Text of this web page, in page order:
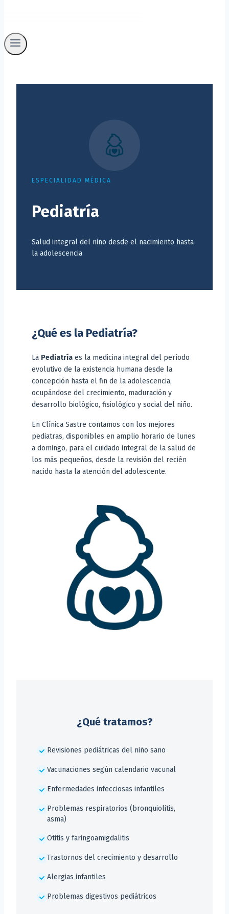
ESPECIALIDAD MÉDICA
Pediatría
Salud integral del niño desde el nacimiento hasta
la adolescencia
¿Qué es la Pediatría?
La Pediatría es la medicina integral del período
evolutivo de la existencia humana desde la
concepción hasta el fin de la adolescencia,
ocupándose del crecimiento, maduración y
desarrollo biológico, fisiológico y social del niño.
En Clínica Sastre contamos con los mejores
pediatras, disponibles en amplio horario de lunes
a domingo, para el cuidado integral de la salud de
los más pequeños, desde la revisión del recién
nacido hasta la atención del adolescente.
¿Qué tratamos?
Revisiones pediátricas del niño sano
Vacunaciones según calendario vacunal
Enfermedades infecciosas infantiles
Problemas respiratorios (bronquiolitis,
asma)
Otitis y faringoamigdalitis
Trastornos del crecimiento y desarrollo
Alergias infantiles
Problemas digestivos pediátricos